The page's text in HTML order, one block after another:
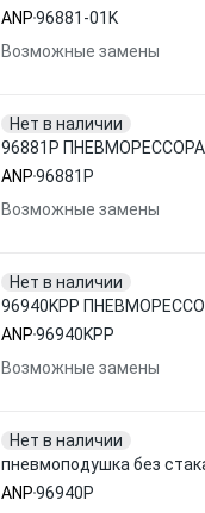
ANP96881-01K
Возможные замены
Нет в наличии
96881P ПНЕВМОРЕССОРА
ANP96881P
Возможные замены
Нет в наличии
96940KPP
ANP96940KPP
Возможные замены
Нет в наличии
пневмоподушка без
ANP96940P